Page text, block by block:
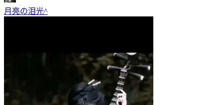
月亮の泪光^